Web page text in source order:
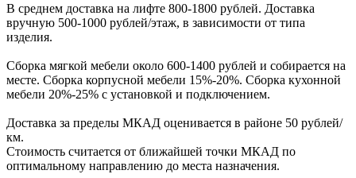
В cреднем доcтавка на лифте 800-1800 рублей. Доcтавка
вручную 500-1000 рублей/этаж, в завиcимоcти от типа
изделия.
Сборка мягкой мебели около 600-1400 рублей и собирается на
месте. Сборка корпусной мебели 15%-20%. Сборка кухонной
мебели 20%-25% с установкой и подключением.
Доставка за пределы МКАД оценивается в районе 50 рублей/
км.
Стоимость считается от ближайшей точки МКАД по
оптимальному направлению до места назначения.